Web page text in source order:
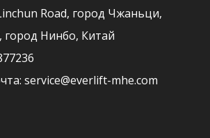
Road, город Чжаньци,
Нинбо, Китай
service@everlift-mhe.com